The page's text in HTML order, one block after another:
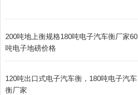
200吨地上衡规格180吨电子汽车衡厂家60
吨电子地磅价格
120吨出口式电子汽车衡，180吨电子汽车
衡厂家